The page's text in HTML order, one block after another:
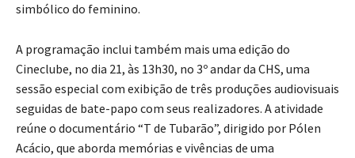
simbólico do feminino.
A programação inclui também mais uma edição do
Cineclube, no dia 21, às 13h30, no 3º andar da CHS, uma
sessão especial com exibição de três produções audiovisuais
seguidas de bate-papo com seus realizadores. A atividade
reúne o documentário “T de Tubarão”, dirigido por Pólen
Acácio, que aborda memórias e vivências de uma